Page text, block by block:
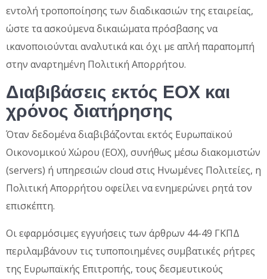
εντολή τροποποίησης των διαδικασιών της εταιρείας,
ώστε τα ασκούμενα δικαιώματα πρόσβασης να
ικανοποιούνται αναλυτικά και όχι με απλή παραπομπή
στην αναρτημένη Πολιτική Απορρήτου.
Διαβιβάσεις εκτός ΕΟΧ και
χρόνος διατήρησης
Όταν δεδομένα διαβιβάζονται εκτός Ευρωπαϊκού
Οικονομικού Χώρου (ΕΟΧ), συνήθως μέσω διακομιστών
(servers) ή υπηρεσιών cloud στις Ηνωμένες Πολιτείες, η
Πολιτική Απορρήτου οφείλει να ενημερώνει ρητά τον
επισκέπτη.
Οι εφαρμόσιμες εγγυήσεις των άρθρων 44-49 ΓΚΠΔ
περιλαμβάνουν τις τυποποιημένες συμβατικές ρήτρες
της Ευρωπαϊκής Επιτροπής, τους δεσμευτικούς